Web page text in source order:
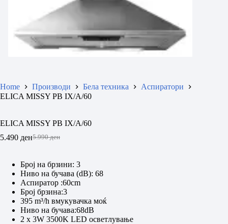
Home Производи Бела техника
Аспиратори
ELICA MISSY PB IX/A/60
ELICA MISSY PB IX/A/60
5.990ден
Original
5.990 ден.
5.490 денCurrent
5.490 ден.
Број на брзини: 3
Ниво на бучава (dB): 68
Aспиратор :60cm
Број брзина:3
395 m³/h вмукувачка моќ
Ниво на бучава:68dB
2 x 3W 3500K LED осветлување